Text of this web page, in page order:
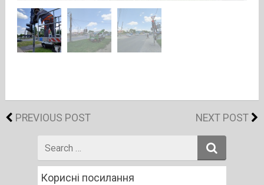
PREVIOUS POST NEXT POST
for
Корисні посилання